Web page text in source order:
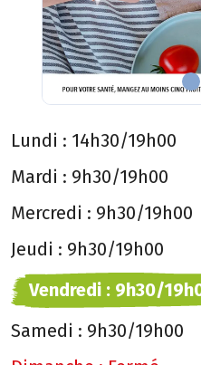
Lundi : 14h30/19h00
Mardi : 9h30/19h00
Mercredi : 9h30/19h00
Jeudi : 9h30/19h00
Vendredi : 9h30/
Samedi : 9h30/19h00